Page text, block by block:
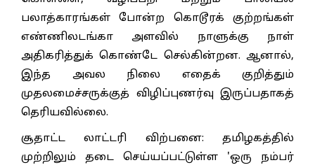
பலாத்காரங்கள் போன்ற கொடூரக் குற்றங்கள்
எண்ணிலடங்கா அளவில் நாளுக்கு நாள்
அதிகரித்துக் கொண்டே செல்கின்றன. ஆனால்,
இந்த அவல நிலை எதைக் குறித்தும்
முதலமைச்சருக்குத் விழிப்புணர்வு இருப்பதாகத்
தெரியவில்லை.
சூதாட்ட லாட்டரி விற்பனை: தமிழகத்தில்
முற்றிலும் தடை செய்யப்பட்டுள்ள 'ஒரு நம்பர்